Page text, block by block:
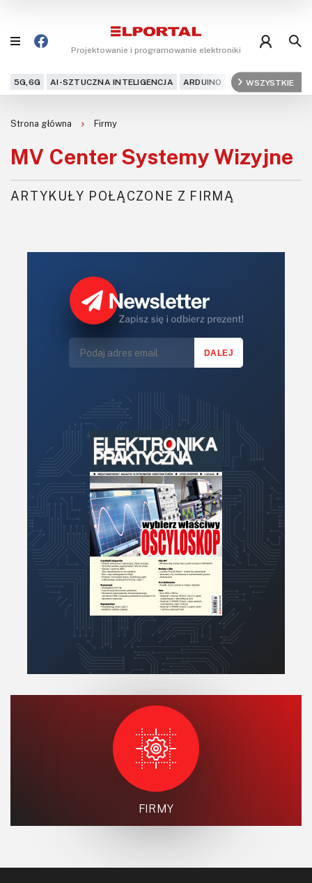
Projektowanie i programowanie elektroniki
5G,6G AI-SZTUCZNA INTELIGENCJA ARDUINO ARM AUDIO
WSZYSTKIE
Dla Ciebie
KITy AVT
Kontakt
Archiwum
Do pobrania
Strona główna Firmy
MV Center Systemy Wizyjne
ARTYKUŁY POŁĄCZONE Z FIRMĄ
FIRMY